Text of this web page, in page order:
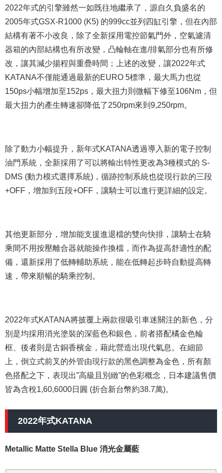
2022年式的引擎雖然一如既往地繼承了，源自久負盛名的
2005年式GSX-R1000 (K5) 的999cc並列四缸引擎，但在內部
結構有著不小改良，除了全新採用電控節氣門外，空氣濾清
器箱的內部結構也有所改變，凸輪軸在進/排氣部分也有所修
改，讓其減少揚程與重疊時間；上述的改變，讓2022年式
KATANA不僅能通過最新的EURO 5標準，最大馬力也從
150ps小幅增加至152ps，最大扭力則微幅下修至106Nm，但
最大扭力的產生轉速卻降低了250rpm來到9,250rpm。
除了動力小幅提升，新年式KATANA透過導入新的電子控制
油門系統，全新採用了可以將輸出特性更改為3種模式的 S-
DMS (動力模式選擇系統)，循跡控制系統也從現行款的三段
+OFF，增加到五段+OFF，讓騎士可以進行更詳細的設定。
其他更新部分，增加能支援進退檔的雙向快排，讓騎士在騎
乘間不用按壓離合器就能操作換檔，而作為提高舒適性的配
備，還新採用了低轉輔助系統，能在低轉起步時自動提高轉
速，帶來順暢的騎乘控制。
2022年式KATANA將披覆上兩款很吸引車迷關注的新色，分
別是均採用消光塗裝的深藍色和銀色，前者搭配橘金色輪
框、後者則是古銅香檳金，藉此營造出現代氣息。在細節
上，倒立式前叉的外管由現行款的黑色調整為金色，所有顏
色搭配之下，表現出”高級且別緻”的色彩概念，日本建議售價
皆為含稅1,60,6000日圓 (折合新台幣約38.7萬)。
2022年式KATANA
Metallic Matte Stella Blue 消光金屬藍